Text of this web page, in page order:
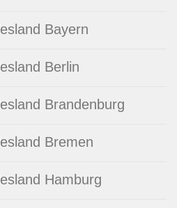
Bayern
Berlin
Brandenburg
Bremen
Hamburg